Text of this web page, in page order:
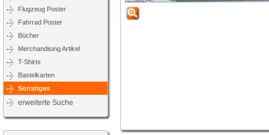
Flugzeug Poster
Fahrrad Poster
Bücher
Merchandising Artikel
T-Shirts
Bastelkarten
Sonstiges
erweiterte Suche